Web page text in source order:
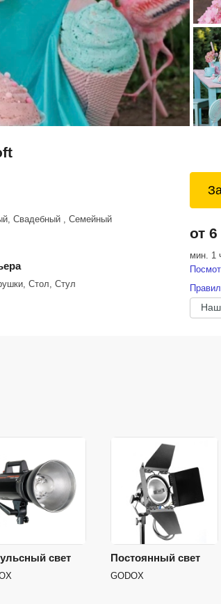
Свадебный , Семейный
Стол, Стул
от
мин. 1
свет Постоянный свет
GODOX